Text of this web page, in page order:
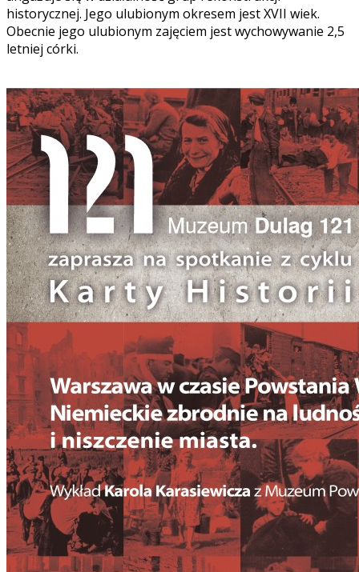
historycznej. Jego ulubionym okresem jest XVII wiek.
Obecnie jego ulubionym zajęciem jest wychowywanie 2,5
letniej córki.